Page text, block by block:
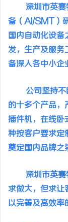
深圳市英赛特
备（AI/SMT）
国内自动化设
发，生产及服务
备深入各中小企
公司坚持不断
的十多个产品，
插件机，在线卧
种按客户要求定
奠定国内品牌之
深圳市英赛特
求做大，但求让
以完善及高效率